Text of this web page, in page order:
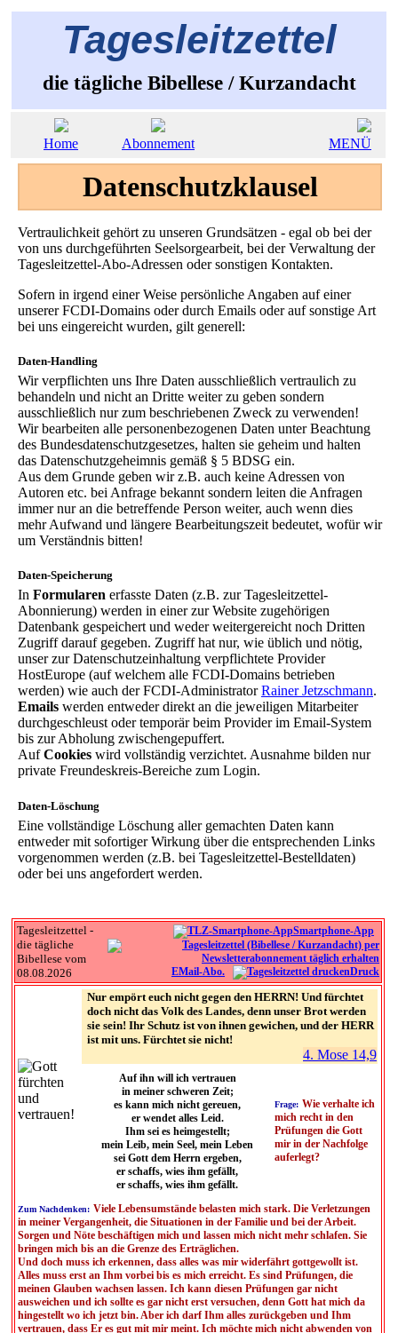
Tagesleitzettel
die tägliche Bibellese / Kurzandacht
Home Abonnement MENÜ
Datenschutzklausel
Vertraulichkeit gehört zu unseren Grundsätzen - egal ob bei der
von uns durchgeführten Seelsorgearbeit, bei der Verwaltung der
Tagesleitzettel-Abo-Adressen oder sonstigen Kontakten.
Sofern in irgend einer Weise persönliche Angaben auf einer
unserer FCDI-Domains oder durch Emails oder auf sonstige Art
bei uns eingereicht wurden, gilt generell:
Daten-Handling
Wir verpflichten uns Ihre Daten ausschließlich vertraulich zu
behandeln und nicht an Dritte weiter zu geben sondern
ausschließlich nur zum beschriebenen Zweck zu verwenden!
Wir bearbeiten alle personenbezogenen Daten unter Beachtung
des Bundesdatenschutzgesetzes, halten sie geheim und halten
das Datenschutzgeheimnis gemäß § 5 BDSG ein.
Aus dem Grunde geben wir z.B. auch keine Adressen von
Autoren etc. bei Anfrage bekannt sondern leiten die Anfragen
immer nur an die betreffende Person weiter, auch wenn dies
mehr Aufwand und längere Bearbeitungszeit bedeutet, wofür wir
um Verständnis bitten!
Daten-Speicherung
In Formularen erfasste Daten (z.B. zur Tagesleitzettel-
Abonnierung) werden in einer zur Website zugehörigen
Datenbank gespeichert und weder weitergereicht noch Dritten
Zugriff darauf gegeben. Zugriff hat nur, wie üblich und nötig,
unser zur Datenschutzeinhaltung verpflichtete Provider
HostEurope (auf welchem alle FCDI-Domains betrieben
werden) wie auch der FCDI-AdministratorRainer Jetzschmann.
Emails werden entweder direkt an die jeweiligen Mitarbeiter
durchgeschleust oder temporär beim Provider im Email-System
bis zur Abholung zwischengepuffert.
AufCookies wird vollständig verzichtet. Ausnahme bilden nur
private Freundeskreis-Bereiche zum Login.
Daten-Löschung
Eine vollständige Löschung aller gemachten Daten kann
entweder mit sofortiger Wirkung über die entsprechenden Links
vorgenommen werden (z.B. bei Tagesleitzettel-Bestelldaten)
oder bei uns angefordert werden.
Tagesleitzettel -
die tägliche
Bibellese vom
08.08.2026
Smartphone-App
EMail-Abo. Druck
Nur empört euch nicht gegen den HERRN! Und fürchtet
doch nicht das Volk des Landes, denn unser Brot werden
sie sein! Ihr Schutz ist von ihnen gewichen, und der HERR
ist mit uns. Fürchtet sie nicht!
4. Mose 14,9
Auf ihn will ich vertrauen
in meiner schweren Zeit;
es kann mich nicht gereuen,
er wendet alles Leid.
Ihm sei es heimgestellt;
mein Leib, mein Seel, mein Leben
sei Gott dem Herrn ergeben,
er schaffs, wies ihm gefällt,
er schaffs, wies ihm gefällt.
Frage: Wie verhalte ich
mich recht in den
Prüfungen die Gott
mir in der Nachfolge
auferlegt?
Zum Nachdenken: Viele Lebensumstände belasten mich stark. Die Verletzungen
in meiner Vergangenheit, die Situationen in der Familie und bei der Arbeit.
Sorgen und Nöte beschäftigen mich und lassen mich nicht mehr schlafen. Sie
bringen mich bis an die Grenze des Erträglichen.
Und doch muss ich erkennen, dass alles was mir widerfährt gottgewollt ist.
Alles muss erst an Ihm vorbei bis es mich erreicht. Es sind Prüfungen, die
meinen Glauben wachsen lassen. Ich kann diesen Prüfungen gar nicht
ausweichen und ich sollte es gar nicht erst versuchen, denn Gott hat mich da
hingestellt wo ich jetzt bin. Aber ich darf Ihm alles zurückgeben und Ihm
vertrauen, dass Er es gut mit mir meint. Ich möchte mich nicht abwenden von